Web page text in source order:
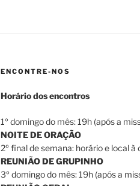
ENCONTRE-NOS
Horário dos encontros
1º domingo do mês: 19h (após a
NOITE DE ORAÇÃO
2º final de semana: horário e local à
REUNIÃO DE GRUPINHO
3º domingo do mês: 19h (após a